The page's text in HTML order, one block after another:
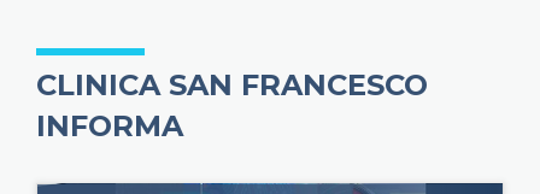
CLINICA SAN FRANCESCO
INFORMA